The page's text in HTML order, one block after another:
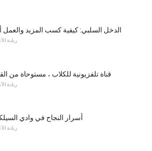
الدخل السلبي: كيفية كسب المزيد والعمل
ريادة
قناة تلفزيونية للكلاب ، مستوحاة من
ريادة
أسرار النجاح في وادي
ريادة